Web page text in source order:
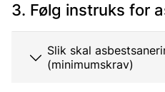
3. Følg instruks for
Slik skal
(minimumskrav)